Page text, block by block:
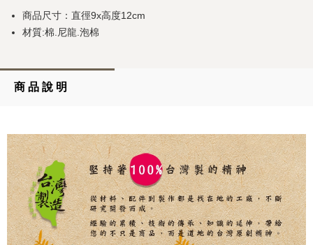
商品尺寸：直徑9x高度12cm
材質:棉.尼龍.泡棉
商 品 說 明